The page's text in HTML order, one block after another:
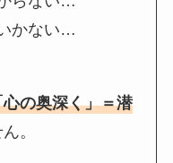
かない…
の奥深く」＝潜
。